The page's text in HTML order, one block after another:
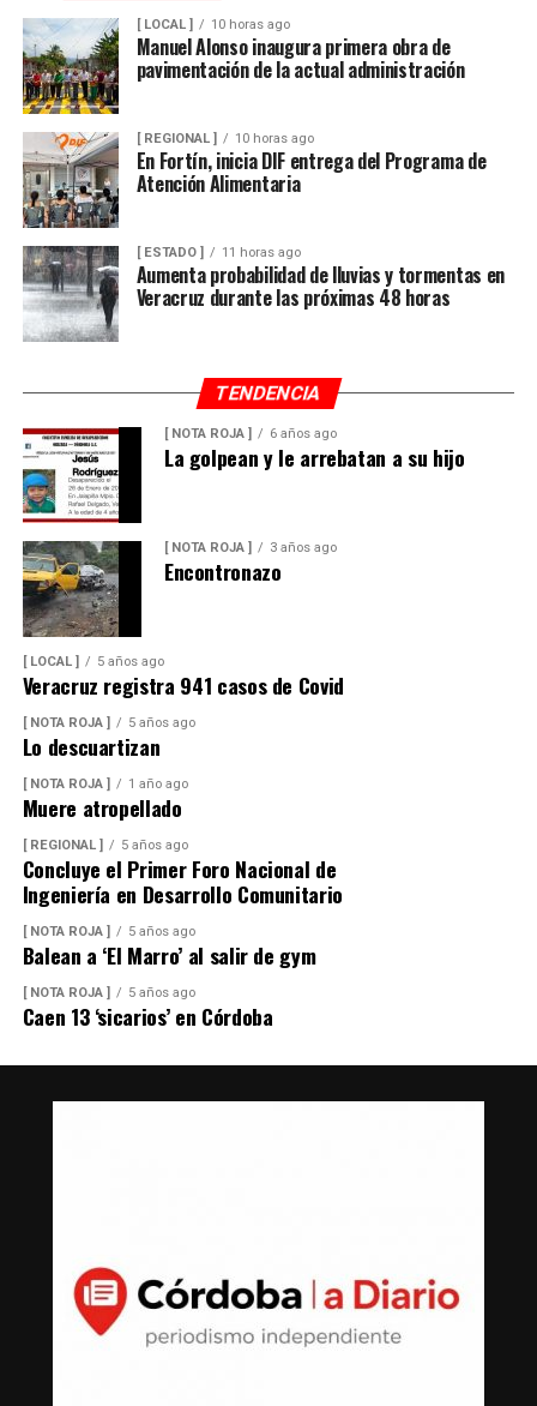
Las maniobras periciales obligaron al cierre parcial de la
circulación en ese sector del centro de la ciudad durante
varios minutos, generando afectaciones al tránsito
vehicular.
[ LOCAL ] 10 horas ago
Manuel Alonso inaugura primera obra de
pavimentación de la actual administración
[ REGIONAL ] 10 horas ago
En Fortín, inicia DIF entrega del Programa de
Atención Alimentaria
[ ESTADO ] 11 horas ago
Aumenta probabilidad de lluvias y tormentas en
Veracruz durante las próximas 48 horas
TENDENCIA
[ NOTA ROJA ] 6 años ago
La golpean y le arrebatan a su hijo
[ NOTA ROJA ] 3 años ago
Encontronazo
[ LOCAL ] 5 años ago
Veracruz registra 941 casos de Covid
[ NOTA ROJA ] 5 años ago
Lo descuartizan
[ NOTA ROJA ] 1 año ago
Muere atropellado
[ REGIONAL ] 5 años ago
Concluye el Primer Foro Nacional de
Ingeniería en Desarrollo Comunitario
[ NOTA ROJA ] 5 años ago
Balean a ‘El Marro’ al salir de gym
[ NOTA ROJA ] 5 años ago
Caen 13 ‘sicarios’ en Córdoba